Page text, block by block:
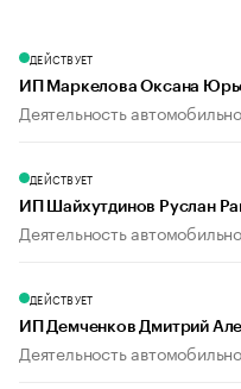
ДЕЙСТВУЕТ
ИП Маркелова Оксана
Деятельность
ДЕЙСТВУЕТ
ИП Шайхутдинов Руслан
Деятельность
ДЕЙСТВУЕТ
ИП Демченков Дмитрий
Деятельность